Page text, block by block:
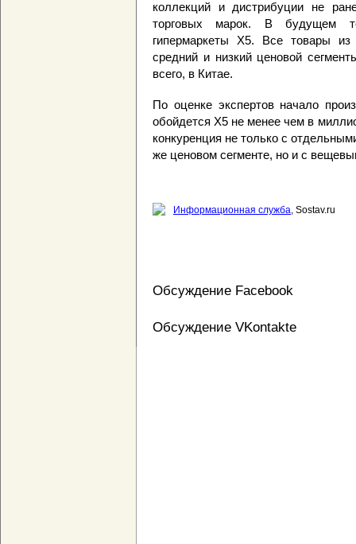
коллекций и дистрибуции не
торговых марок. В будущем
гипермаркеты Х5. Все товары из
средний и низкий ценовой
всего, в Китае.
По оценке экспертов начало
обойдется X5 не менее чем в
конкуренция не только с
же ценовом сегменте, но и с
Информационная служба, Sostav.ru
Обсуждение Facebook
Обсуждение VKontakte